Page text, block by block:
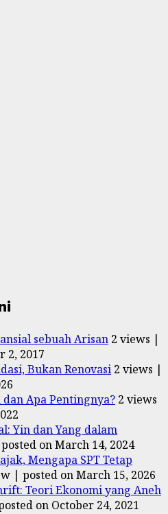
sebuah Arisan 2 views |
2, 2017
Bukan Renovasi 2 views |
Apa Pentingnya? 2 views
Yin dan Yang dalam
posted on March 14, 2024
Mengapa SPT Tetap
| posted on March 15, 2026
Teori Ekonomi yang Aneh
on October 24, 2021